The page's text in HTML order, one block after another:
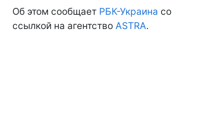
Об этом сообщает РБК-Украина со
ссылкой на агентство ASTRA.